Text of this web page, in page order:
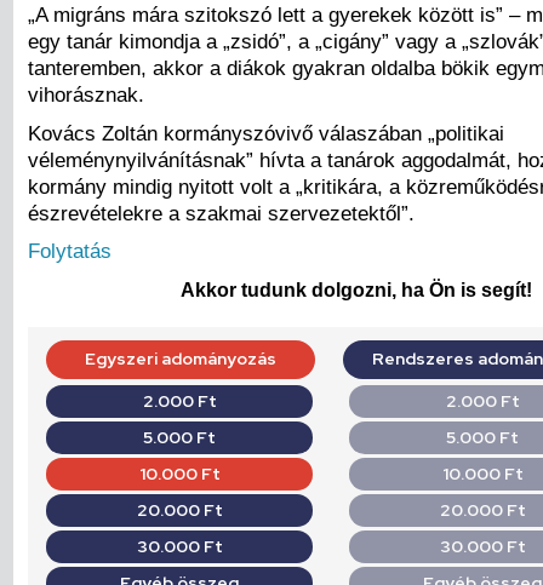
„A migráns mára szitokszó lett a gyerekek között is” –
egy tanár kimondja a „zsidó”, a „cigány” vagy a
tanteremben, akkor a diákok gyakran oldalba bökik
vihorásznak.
Kovács Zoltán kormányszóvivő válaszában „politikai
véleménynyilvánításnak” hívta a tanárok aggodalmát,
kormány mindig nyitott volt a „kritikára, a
észrevételekre a szakmai szervezetektől”.
Folytatás
Akkor tudunk dolgozni, ha Ön is segít!